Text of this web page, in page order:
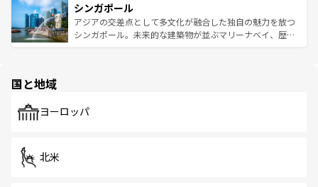
参照してほしい。
激する。気候は一年中温暖で、どの季節にも異なる楽しみ
が待っている。親しみやすいタイの人々、仏教を中心とし
た文化、そして多様な観光資源が、訪れる旅人を魅了し続
み、どこを訪れても感動するはず。観光スポットが密集し
ており、効率よく見どころを回れるのも魅力。息をのむよ
うな絶景から文化的な体験まで、香港を存分に楽しみ尽く
シンガポール
アジアの交差点として多文化が融合した独自の魅力を放つ
シンガポール。未来的な建築物が並ぶマリーナベイ、歴史
で、ホーカーズは地元の風情を楽しめる外せないスポット
国と地域
ヨーロッパ
北米